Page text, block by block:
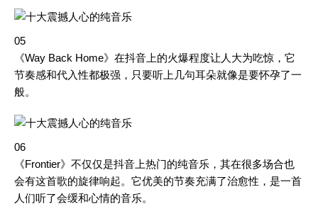
05
《Way Back Home》在抖音上的火爆程度让人大为吃惊，它
节奏感和代入性都极强，只要听上几句耳朵就像是要怀孕了一
般。
06
《Frontier》不仅仅是抖音上热门的纯音乐，其在很多场合也
会有这首歌的旋律响起。它优美的节奏充满了治愈性，是一首
人们听了会缓和心情的音乐。